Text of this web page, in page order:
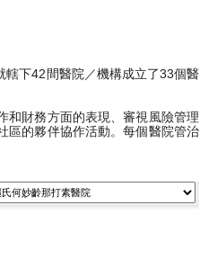
轄下42間醫院／機構成立了33個醫
和財務方面的表現、審視風險管理
區的夥伴協作活動。每個醫院管治